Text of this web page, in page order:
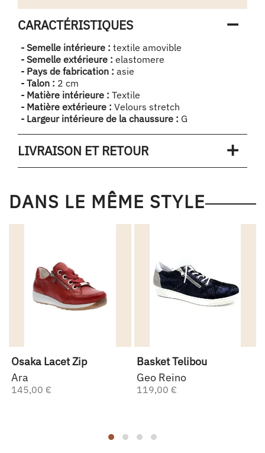
CARACTÉRISTIQUES
- Semelle intérieure : textile amovible
- Semelle extérieure : elastomere
- Pays de fabrication : asie
- Talon : 2 cm
- Matière intérieure : Textile
- Matière extérieure : Velours stretch
- Largeur intérieure de la chaussure : G
LIVRAISON ET RETOUR
DANS LE MÊME STYLE
Osaka Lacet Zip
Ara
145,00 €
Basket Telibou
Geo Reino
119,00 €